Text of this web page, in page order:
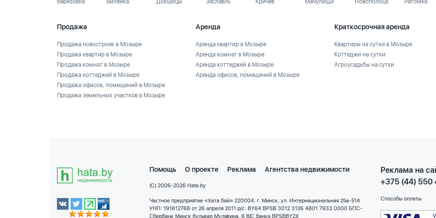
Березовка Вилейка Докшицы Заславль Кричев Мачулищи Новополоцк Ратомка
Продажа
Продажа новостроек в Мозыре
Продажа квартир в Мозыре
Продажа комнат в Мозыре
Продажа коттеджей в Мозыре
Продажа офисов, помещений в Мозыре
Продажа земельных участков в Мозыре
Аренда
Аренда квартир в Мозыре
Аренда комнат в Мозыре
Аренда коттеджей в Мозыре
Аренда офисов, помещений в Мозыре
Краткосрочная аренда
Квартиры на сутки в Мозыре
Коттеджи на сутки
Агроусадьбы на сутки
Помощь О проекте Реклама Агентства недвижимости
(C) 2006-2026 Hata.by
Частное предприятие «Хата бай» 220004, г. Минск, ул. Интернациональная 25а-514
УНП: 191612768 от 26 апреля 2011 р/с: BY64 BPSB 3012 3126 4801 7933 0000 БПС-
Сбербанк Минск бульвар Мулявина, 6 BIC банка BPSBBY2X
Реклама на
+375 (44) 550
Способы оплаты